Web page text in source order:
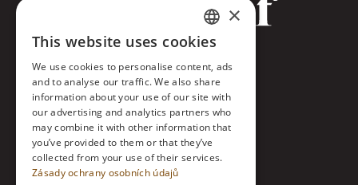
Facebook
Twitter
Instagram
LinkedIn
CZECH
ENGLISH
×
This website uses cookies
We use cookies to personalise content, ads
and to analyse our traffic. We also share
information about your use of our site with
our advertising and analytics partners who
may combine it with other information that
you’ve provided to them or that they’ve
collected from your use of their services.
Zásady ochrany osobních údajů